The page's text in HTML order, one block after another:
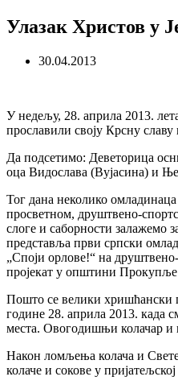
Улазак Христов у
30.04.2013
У недељу, 28. априла 2013.
прославили своју Крсну
Да подсетимо: Деветорица
оца Видослава (Вујасина) и
Тог дана неколико
просветном, друштвено-
слоге и саборности залажемо
представља први српски
„Споји орлове!“ на
пројекат у општини
Пошто се велики хришћански
године 28. априла 2013. када
места. Овогодишњи колачар и
Након ломљења колача и
колаче и сокове у